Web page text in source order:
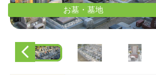
お墓・墓地